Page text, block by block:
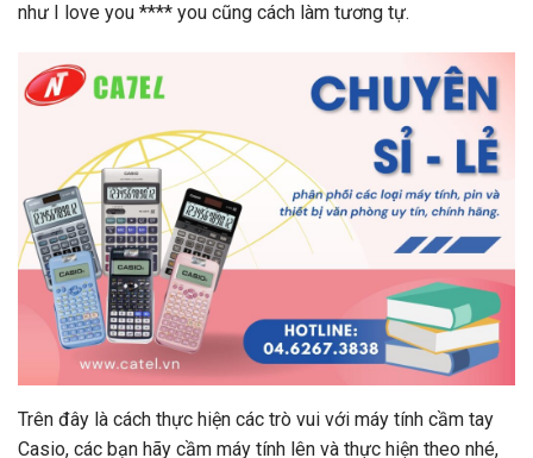
như I love you **** you cũng cách làm tương tự.
Trên đây là cách thực hiện các trò vui với máy tính cầm tay
Casio, các bạn hãy cầm máy tính lên và thực hiện theo nhé,